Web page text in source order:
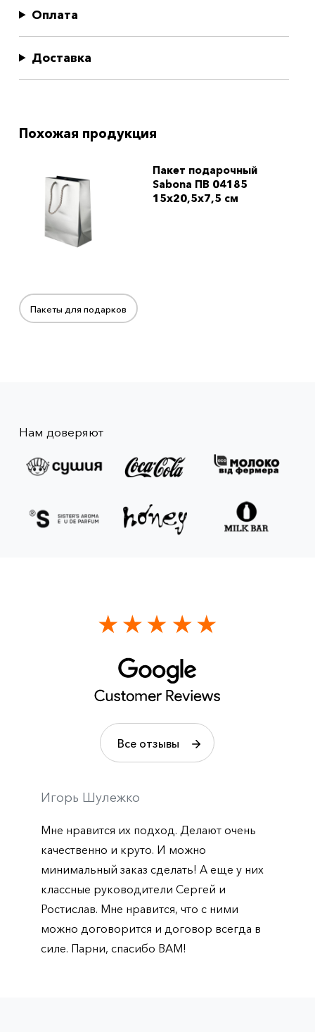
Оплата
Доставка
Похожая продукция
Пакет подарочный
Sabona ПВ 04185
15x20,5x7,5 см
Пакеты для подарков
Нам доверяют
Все отзывы
Игорь Шулежко
Мне нравится их подход. Делают очень
качественно и круто. И можно
минимальный заказ сделать! А еще у них
классные руководители Сергей и
Ростислав. Мне нравится, что с ними
можно договорится и договор всегда в
силе. Парни, спасибо ВАМ!